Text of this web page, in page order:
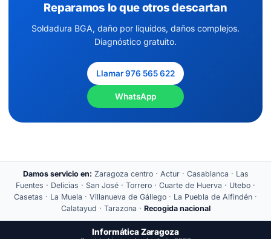
Reparamos lo que otros descartan
Soldadura BGA, daño por líquidos, daños complejos.
Diagnóstico gratuito.
Llamar 976 565 622
WhatsApp
Damos servicio en: Zaragoza centro · Actur · Casablanca · Las
Fuentes · Delicias · San José · Torrero · Cuarte de Huerva · Utebo ·
Casetas · La Muela · Villanueva de Gállego · La Puebla de Alfindén ·
Calatayud · Tarazona · Recogida nacional
Informática Zaragoza